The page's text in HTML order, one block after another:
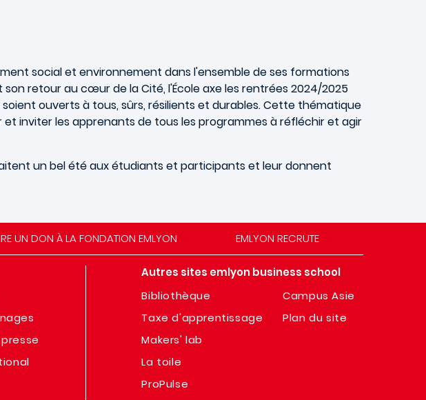
social et environnement dans l'ensemble de ses formations
retour au cœur de la Cité, l'École axe les rentrées 2024/2025
ouverts à tous, sûrs, résilients et durables. Cette thématique
inviter les apprenants de tous les programmes à réfléchir et agir
un bel été aux étudiants et participants et leur donnent
UN DON À LA FONDATION EMLYON EMLYON RECRUTE
Autres sites emlyon business school
Bibliothèque
Taxe d'apprentissage
Makers' lab
La toile
ProPulse
Campus Asie
Plan du site